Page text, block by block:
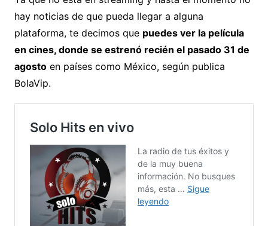
hay noticias de que pueda llegar a alguna
plataforma, te decimos que puedes ver la película
en cines, donde se estrenó recién el pasado 31 de
agostoen países como México, según publica
BolaVip.